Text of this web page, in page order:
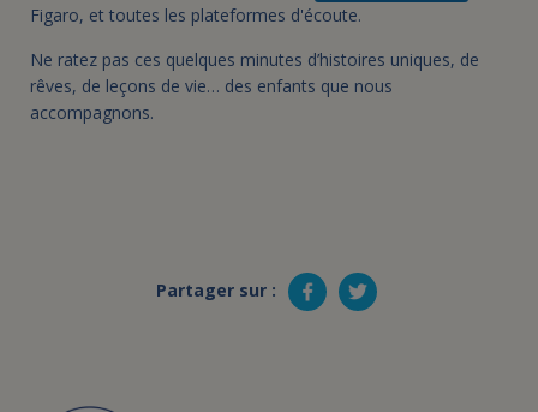
Figaro, et toutes les plateformes d'écoute.
Ne ratez pas ces quelques minutes d’histoires uniques, de
rêves, de leçons de vie… des enfants que nous
accompagnons.
Partager sur :